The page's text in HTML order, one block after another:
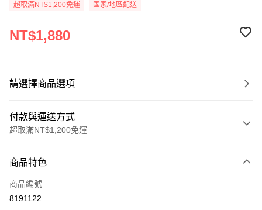
超取滿NT$1,200免運 國家/地區配送
NT$1,880
請選擇商品選項
付款與運送方式
超取滿NT$1,200免運
信用卡一次付款
信用卡分期付款
商品特色
商品編號
8191122